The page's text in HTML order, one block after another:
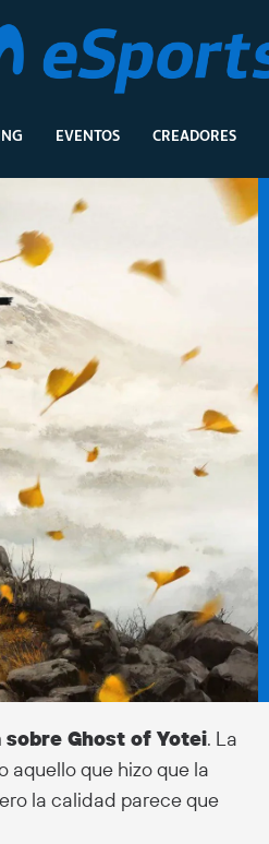
EVENTOS CREADORES
Ghost of Yotei. La
aquello que hizo que la
la calidad parece que